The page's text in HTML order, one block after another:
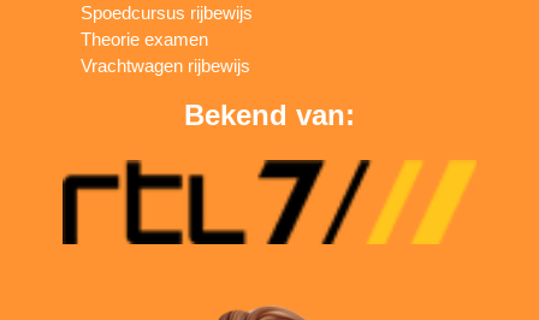
Spoedcursus rijbewijs
Theorie examen
Vrachtwagen rijbewijs
Bekend van: